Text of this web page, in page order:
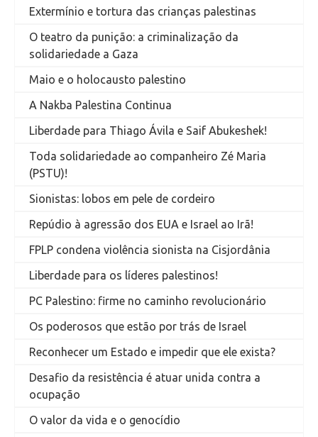
Extermínio e tortura das crianças palestinas
O teatro da punição: a criminalização da
solidariedade a Gaza
Maio e o holocausto palestino
A Nakba Palestina Continua
Liberdade para Thiago Ávila e Saif Abukeshek!
Toda solidariedade ao companheiro Zé Maria
(PSTU)!
Sionistas: lobos em pele de cordeiro
Repúdio à agressão dos EUA e Israel ao Irã!
FPLP condena violência sionista na Cisjordânia
Liberdade para os líderes palestinos!
PC Palestino: firme no caminho revolucionário
Os poderosos que estão por trás de Israel
Reconhecer um Estado e impedir que ele exista?
Desafio da resistência é atuar unida contra a
ocupação
O valor da vida e o genocídio